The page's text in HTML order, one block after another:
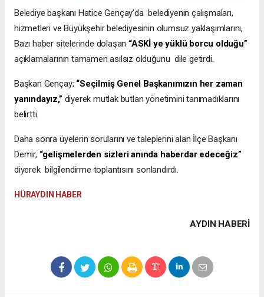
Belediye başkanı Hatice Gençay’da belediyenin çalışmaları,
hizmetleri ve Büyükşehir belediyesinin olumsuz yaklaşımlarını,
Bazı haber sitelerinde dolaşan “ASKİ ye yüklü borcu olduğu”
açıklamalarının tamamen asılsız olduğunu dile getirdi.
Başkan Gençay; “Seçilmiş Genel Başkanımızın her zaman
yanındayız,” diyerek mutlak butlan yönetimini tanımadıklarını
belirtti.
Daha sonra üyelerin sorularını ve taleplerini alan İlçe Başkanı
Demir, “gelişmelerden sizleri anında haberdar edeceğiz”
diyerek bilgilendirme toplantısını sonlandırdı.
​HÜRAYDIN HABER
AYDIN HABERİ